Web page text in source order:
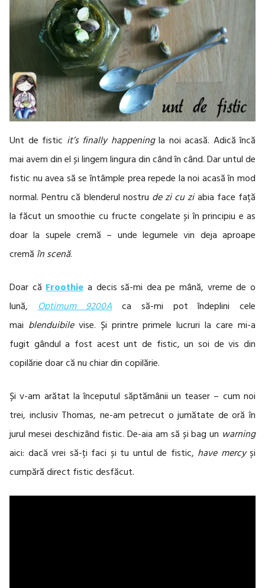
Unt de fistic it’s finally happeningla noi acasă. Adică încă
mai avem din el și lingem lingura din când în când. Dar untul de
fistic nu avea să se întâmple prea repede la noi acasă în mod
normal. Pentru că blenderul nostru de zi cu ziabia face față
la făcut un smoothie cu fructe congelate și în principiu e as
doar la supele cremă – unde legumele vin deja aproape
cremă în scenă.
Doar căFroothiea decis să-mi dea pe mână, vreme de o
lună,Optimum 9200Aca să-mi pot îndeplini cele
mai blenduibilevise. Și printre primele lucruri la care mi-a
fugit gândul a fost acest unt de fistic, un soi de vis din
copilărie doar că nu chiar din copilărie.
Și v-am arătat la începutul săptămânii un teaser – cum noi
trei, inclusiv Thomas, ne-am petrecut o jumătate de oră în
jurul mesei deschizând fistic. De-aia am să și bag un warning
aici: dacă vrei să-ți faci și tu untul de fistic, have mercyși
cumpără direct fistic desfăcut.